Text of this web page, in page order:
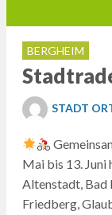
BERGHEIM
STADT
Mai bis 13. Juni
Altenstadt, Bad
Friedberg,